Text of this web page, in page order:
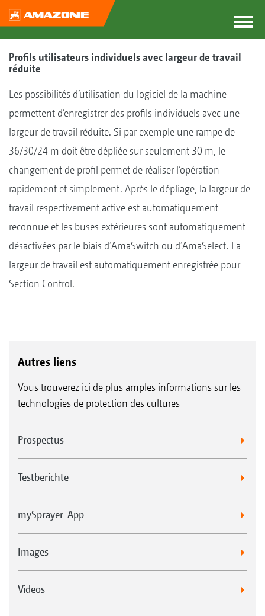
Profils utilisateurs individuels avec largeur de travail
réduite
Les possibilités d’utilisation du logiciel de la machine
permettent d’enregistrer des profils individuels avec une
largeur de travail réduite. Si par exemple une rampe de
36/30/24 m doit être dépliée sur seulement 30 m, le
changement de profil permet de réaliser l’opération
rapidement et simplement. Après le dépliage, la largeur de
travail respectivement active est automatiquement
reconnue et les buses extérieures sont automatiquement
désactivées par le biais d’AmaSwitch ou d’AmaSelect. La
largeur de travail est automatiquement enregistrée pour
Section Control.
Autres liens
Vous trouverez ici de plus amples informations sur les
technologies de protection des cultures
Prospectus
Testberichte
mySprayer-App
Images
Videos